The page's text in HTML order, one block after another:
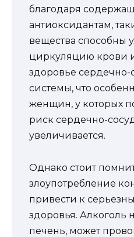
благодаря
антиоксидантам,
вещества способны
циркуляцию крови
здоровье сердечно-
системы, что
женщин, у которых
риск сердечно-
увеличивается.
Однако стоит
злоупотребление
привести к
здоровья. Алкоголь
печень, может